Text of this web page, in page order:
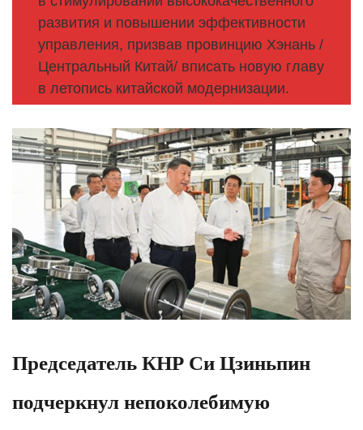
развития и повышении эффективности
управления, призвав провинцию Хэнань /
Центральный Китай/ вписать новую главу
в летопись китайской модернизации.
Председатель КНР Си Цзиньпин
подчеркнул непоколебимую